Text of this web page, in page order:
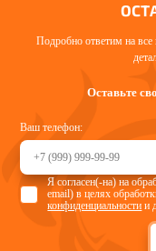
Подробно ответим на
Оставьте
Ваш телефон:
Я согласен(-на) на
email) в целях
конфиденциальности и